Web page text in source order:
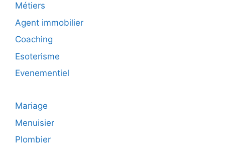
Métiers
Agent immobilier
Coaching
Esoterisme
Evenementiel
Mariage
Menuisier
Plombier